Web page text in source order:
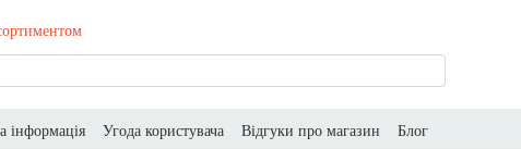
інформація Угода користувача Відгуки про магазин
Блог